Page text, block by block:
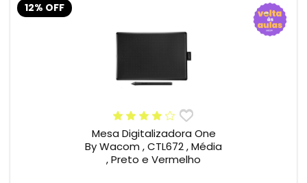
12% OFF
Mesa Digitalizadora One
By Wacom , CTL672 , Média
, Preto e Vermelho